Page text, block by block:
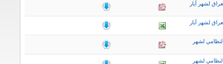
لشهر آيار
لشهر آيار
لشهر
لشهر